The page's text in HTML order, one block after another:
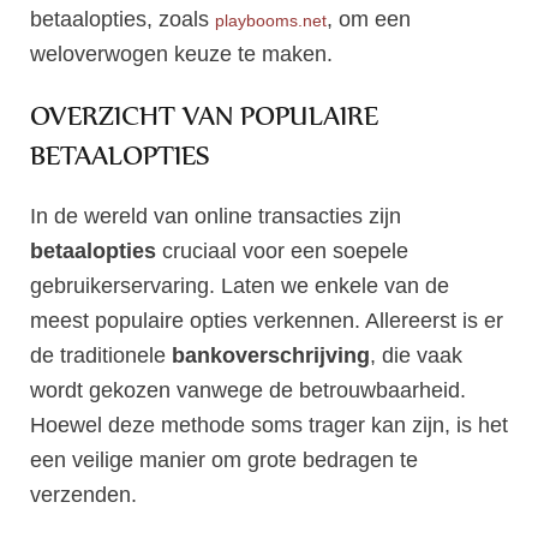
betaalopties, zoals playbooms.net, om een
weloverwogen keuze te maken.
OVERZICHT VAN POPULAIRE
BETAALOPTIES
In de wereld van online transacties zijn
betaalopties cruciaal voor een soepele
gebruikerservaring. Laten we enkele van de
meest populaire opties verkennen. Allereerst is er
de traditionele bankoverschrijving, die vaak
wordt gekozen vanwege de betrouwbaarheid.
Hoewel deze methode soms trager kan zijn, is het
een veilige manier om grote bedragen te
verzenden.